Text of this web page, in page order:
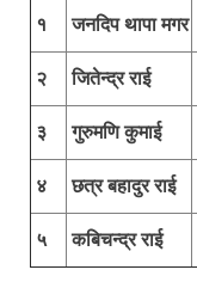
१ जनदिप थापा मगर
२ जितेन्द्र राई
३
गुरुमणि कुमाई
४ छत्र बहादुर राई
५ कबिचन्द्र राई